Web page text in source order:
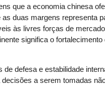
que a economia chinesa
duas margens representa
às livres forças de
significa o
defesa e estabilidade
a serem tomadas